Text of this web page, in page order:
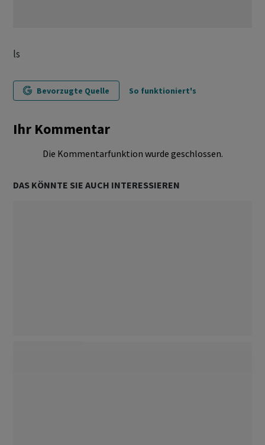
ls
Bevorzugte Quelle So funktioniert's
Ihr Kommentar
Die Kommentarfunktion wurde geschlossen.
DAS KÖNNTE SIE AUCH INTERESSIEREN